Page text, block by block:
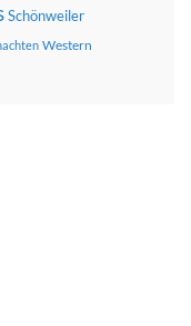
Schönweiler
Western